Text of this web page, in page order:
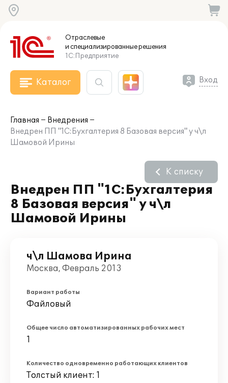
Отраслевые
и специализированныерешения
1С:Предприятие
Каталог Вход
Главная
Внедрения
Внедрен ПП "1C:Бухгалтерия 8 Базовая версия" у ч\л
Шамовой Ирины
Внедрен ПП "1C:Бухгалтерия
8 Базовая версия" у ч\л
Шамовой Ирины
К списку
ч\л Шамова Ирина
Москва, Февраль 2013
Вариант работы
Файловый
Общее число автоматизированных рабочих мест
1
Количество одновременно работающих клиентов
Толстый клиент: 1